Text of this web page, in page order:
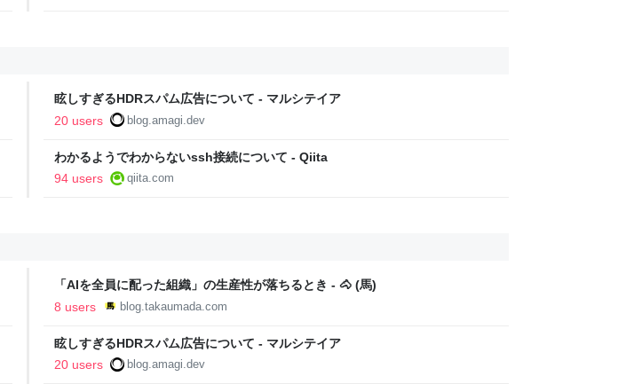
眩しすぎるHDRスパム広告について - マルシテイア
20 users
blog.amagi.dev
わかるようでわからないssh接続について - Qiita
94 users
qiita.com
「AIを全員に配った組織」の生産性が落ちるとき - 🐴 (馬)
8 users
blog.takaumada.com
眩しすぎるHDRスパム広告について - マルシテイア
20 users
blog.amagi.dev